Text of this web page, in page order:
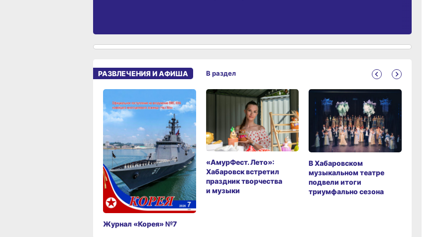
РАЗВЛЕЧЕНИЯ И АФИША
Журнал «Корея» №7
«АмурФест. Лето»:
Хабаровск встретил
праздник творчества
и музыки
В Хабаровском
музыкальном театре
подвели итоги
триумфально сезона
В раздел